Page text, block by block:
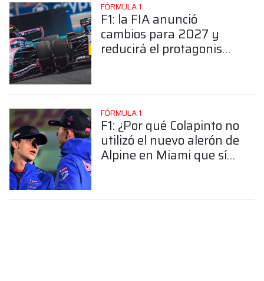
FÓRMULA 1
F1: la FIA anunció
cambios para 2027 y
reducirá el protagonismo
FÓRMULA 1
F1: ¿Por qué Colapinto no
utilizó el nuevo alerón de
Alpine en Miami que sí